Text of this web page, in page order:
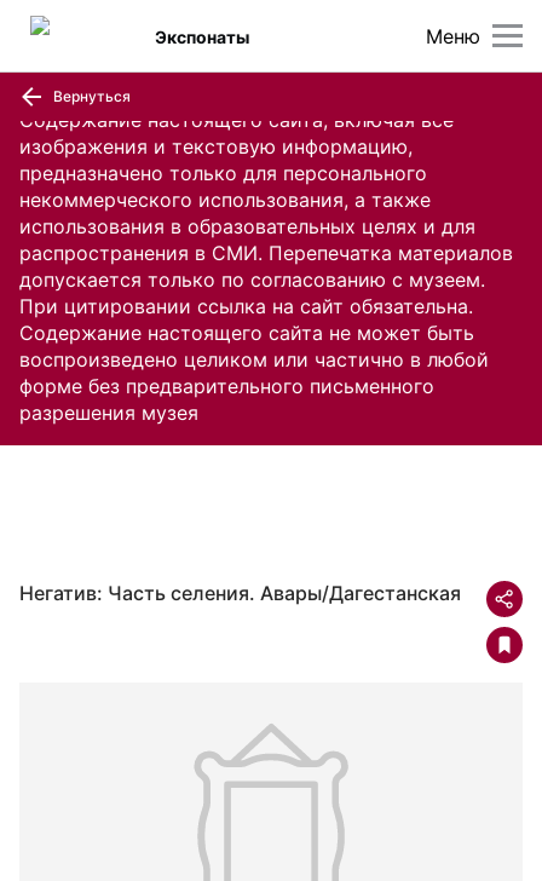
Содержание настоящего сайта, включая все
изображения и текстовую информацию,
предназначено только для персонального
некоммерческого использования, а также
использования в образовательных целях и для
распространения в СМИ. Перепечатка материалов
допускается только по согласованию с музеем.
При цитировании ссылка на сайт обязательна.
Содержание настоящего сайта не может быть
воспроизведено целиком или частично в любой
форме без предварительного письменного
разрешения музея
Меню
Экспонаты
Вернуться
Негатив: Часть селения. Авары/Дагестанская